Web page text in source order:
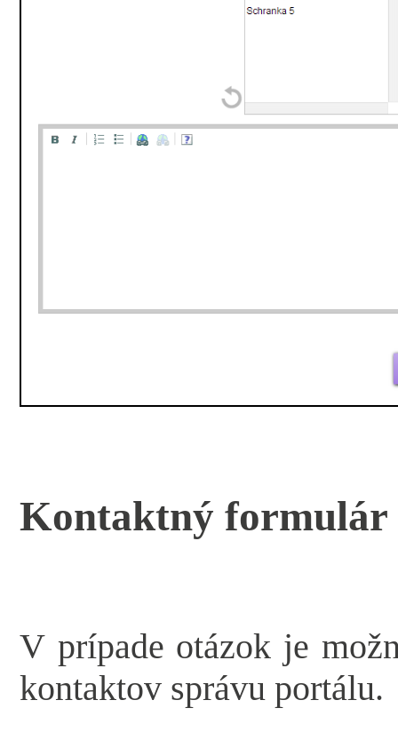
Kontaktný formulár
V prípade otázok je
kontaktov správu portálu.